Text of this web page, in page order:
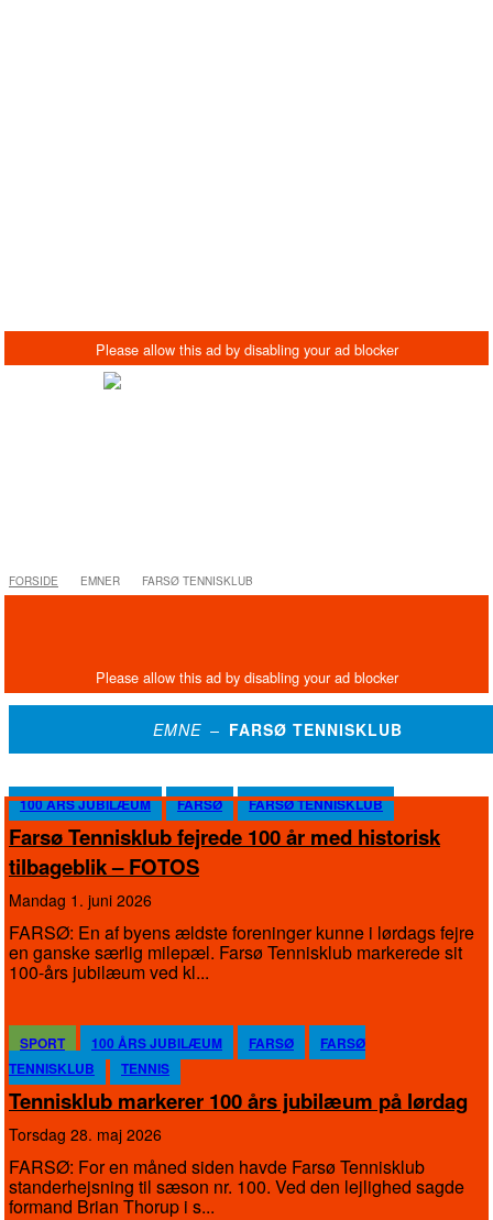
FORSIDE EMNER FARSØ TENNISKLUB
EMNE – FARSØ TENNISKLUB
100 ÅRS JUBILÆUM FARSØ FARSØ TENNISKLUB
Farsø Tennisklub fejrede 100 år med historisk
tilbageblik – FOTOS
mandag 1. juni 2026
FARSØ: En af byens ældste foreninger kunne i lørdags fejre
en ganske særlig milepæl. Farsø Tennisklub markerede sit
100-års jubilæum ved kl...
SPORT 100 ÅRS JUBILÆUM FARSØ
FARSØ
TENNISKLUB
TENNIS
Tennisklub markerer 100 års jubilæum på lørdag
torsdag 28. maj 2026
FARSØ: For en måned siden havde Farsø Tennisklub
standerhejsning til sæson nr. 100. Ved den lejlighed sagde
formand Brian Thorup i s...